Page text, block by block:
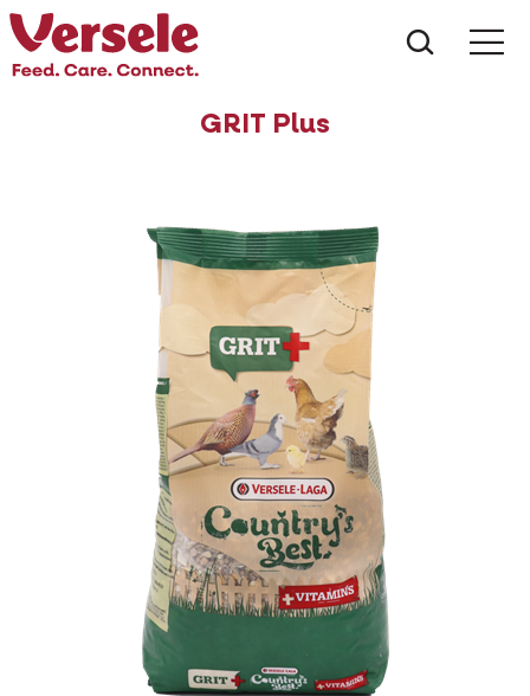
GRIT Plus